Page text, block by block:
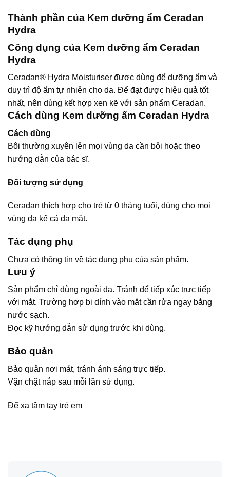
Thành phần của Kem dưỡng ẩm Ceradan
Hydra
Công dụng của Kem dưỡng ẩm Ceradan
Hydra
Ceradan® Hydra Moisturiser được dùng để dưỡng ẩm và
duy trì độ ẩm tự nhiên cho da. Để đạt được hiệu quả tốt
nhất, nên dùng kết hợp xen kẽ với sản phẩm Ceradan.
Cách dùng Kem dưỡng ẩm Ceradan Hydra
Cách dùng
Bôi thường xuyên lên mọi vùng da cần bôi hoặc theo
hướng dẫn của bác sĩ.
Đối tượng sử dụng
Ceradan thích hợp cho trẻ từ 0 tháng tuổi, dùng cho mọi
vùng da kể cả da mặt.
Tác dụng phụ
Chưa có thông tin về tác dụng phụ của sản phẩm.
Lưu ý
Sản phẩm chỉ dùng ngoài da. Tránh để tiếp xúc trực tiếp
với mắt. Trường hợp bị dính vào mắt cần rửa ngay bằng
nước sạch.
Đọc kỹ hướng dẫn sử dụng trước khi dùng.
Bảo quản
Bảo quản nơi mát, tránh ánh sáng trực tiếp.
Vặn chặt nắp sau mỗi lần sử dụng.
Để xa tầm tay trẻ em